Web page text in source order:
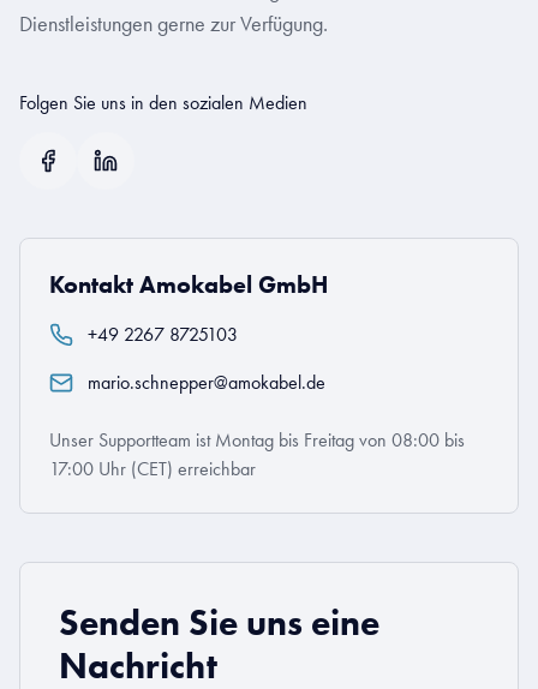
Dienstleistungen gerne zur Verfügung.
Folgen Sie uns in den sozialen Medien
Kontakt Amokabel GmbH
+49 2267 8725103
mario.schnepper@amokabel.de
Unser Supportteam ist Montag bis Freitag von 08:00 bis
17:00 Uhr (CET) erreichbar
Senden Sie uns eine
Nachricht